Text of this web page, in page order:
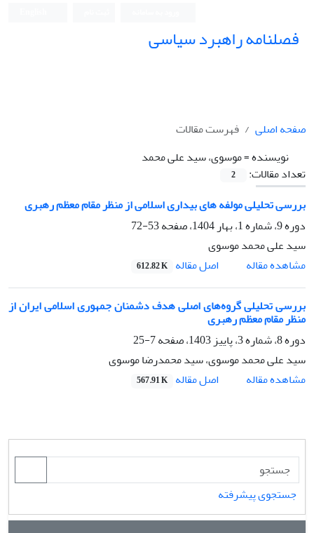
فصلنامه راهبرد سیاسی
صفحه اصلی
فهرست مقالات
نویسنده =موسوی، سید علی محمد
تعداد مقالات:
2
بررسی تحلیلی مولفه های بیداری اسلامی از منظر مقام معظم رهبری
دوره 9، شماره 1، بهار 1404، صفحه
53-72
سید علی محمد موسوی
مشاهده مقاله
اصل مقاله 612.82 K
بررسی تحلیلی گروه‌های اصلی هدف دشمنان جمهوری اسلامی ایران از
منظر مقام معظم رهبری
دوره 8، شماره 3، پاییز 1403، صفحه
7-25
سید علی محمد موسوی، سید محمدرضا موسوی
مشاهده مقاله
اصل مقاله 567.91 K
جستجوی پیشرفته